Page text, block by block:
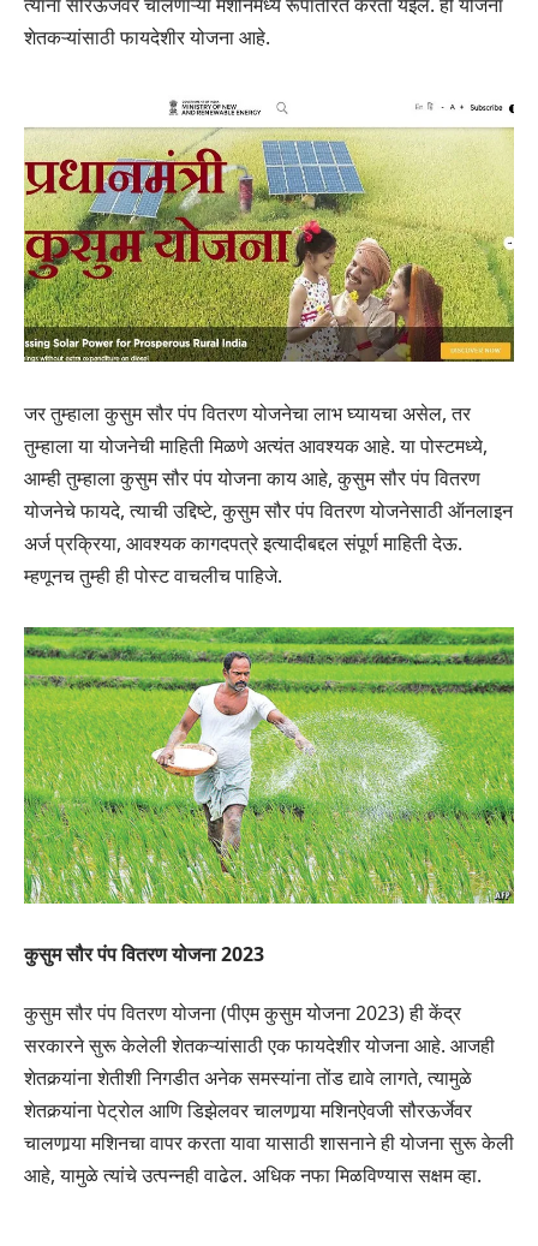
शेतकऱ्यांसाठी फायदेशीर योजना आहे.
जर तुम्हाला कुसुम सौर पंप वितरण योजनेचा लाभ घ्यायचा असेल, तर
तुम्हाला या योजनेची माहिती मिळणे अत्यंत आवश्यक आहे. या पोस्टमध्ये,
आम्ही तुम्हाला कुसुम सौर पंप योजना काय आहे, कुसुम सौर पंप वितरण
योजनेचे फायदे, त्याची उद्दिष्टे, कुसुम सौर पंप वितरण योजनेसाठी ऑनलाइन
अर्ज प्रक्रिया, आवश्यक कागदपत्रे इत्यादीबद्दल संपूर्ण माहिती देऊ.
म्हणूनच तुम्ही ही पोस्ट वाचलीच पाहिजे.
कुसुम सौर पंप वितरण योजना 2023
कुसुम सौर पंप वितरण योजना (पीएम कुसुम योजना 2023) ही केंद्र
सरकारने सुरू केलेली शेतकऱ्यांसाठी एक फायदेशीर योजना आहे. आजही
शेतकर्‍यांना शेतीशी निगडीत अनेक समस्यांना तोंड द्यावे लागते, त्यामुळे
शेतकर्‍यांना पेट्रोल आणि डिझेलवर चालणार्‍या मशिनऐवजी सौरऊर्जेवर
चालणार्‍या मशिनचा वापर करता यावा यासाठी शासनाने ही योजना सुरू केली
आहे, यामुळे त्यांचे उत्पन्नही वाढेल. अधिक नफा मिळविण्यास सक्षम व्हा.